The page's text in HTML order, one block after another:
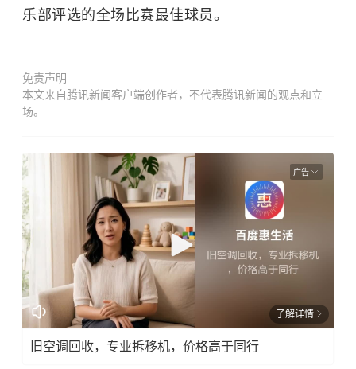
乐部评选的全场比赛最佳球员。
免责声明
本文来自腾讯新闻客户端创作者，不代表腾讯新闻的观点和立
场。
广告
了解详情
旧空调回收，专业拆移机，价格高于同行